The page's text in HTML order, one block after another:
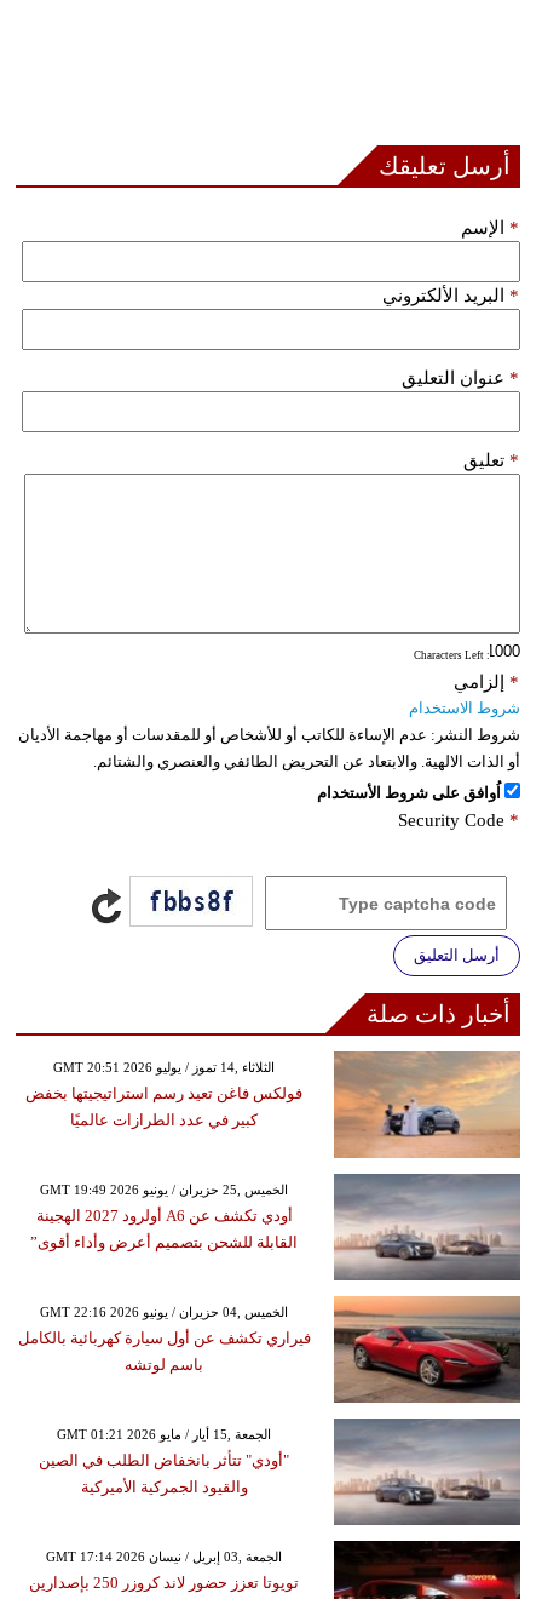
أرسل تعليقك
الإسم *
البريد الألكتروني *
عنوان التعليق *
تعليق *
: Characters Left
إلزامي *
شروط الاستخدام
شروط النشر: عدم الإساءة للكاتب أو للأشخاص أو للمقدسات أو مهاجمة الأديان
أو الذات الالهية. والابتعاد عن التحريض الطائفي والعنصري والشتائم.
اُوافق على شروط الأستخدام
Security Code *
أرسل التعليق
أخبار ذات صلة
GMT 20:51 2026 الثلاثاء ,14 تموز / يوليو
فولكس فاغن تعيد رسم استراتيجيتها بخفض
كبير في عدد الطرازات عالميًا
GMT 19:49 2026 الخميس ,25 حزيران / يونيو
أودي تكشف عن A6 أولرود 2027 الهجينة
القابلة للشحن بتصميم أعرض وأداء أقوى”
GMT 22:16 2026 الخميس ,04 حزيران / يونيو
فيراري تكشف عن أول سيارة كهربائية بالكامل
باسم لوتشه
GMT 01:21 2026 الجمعة ,15 أيار / مايو
"أودي" تتأثر بانخفاض الطلب في الصين
والقيود الجمركية الأميركية
GMT 17:14 2026 الجمعة ,03 إبريل / نيسان
تويوتا تعزز حضور لاند كروزر 250 بإصدارين